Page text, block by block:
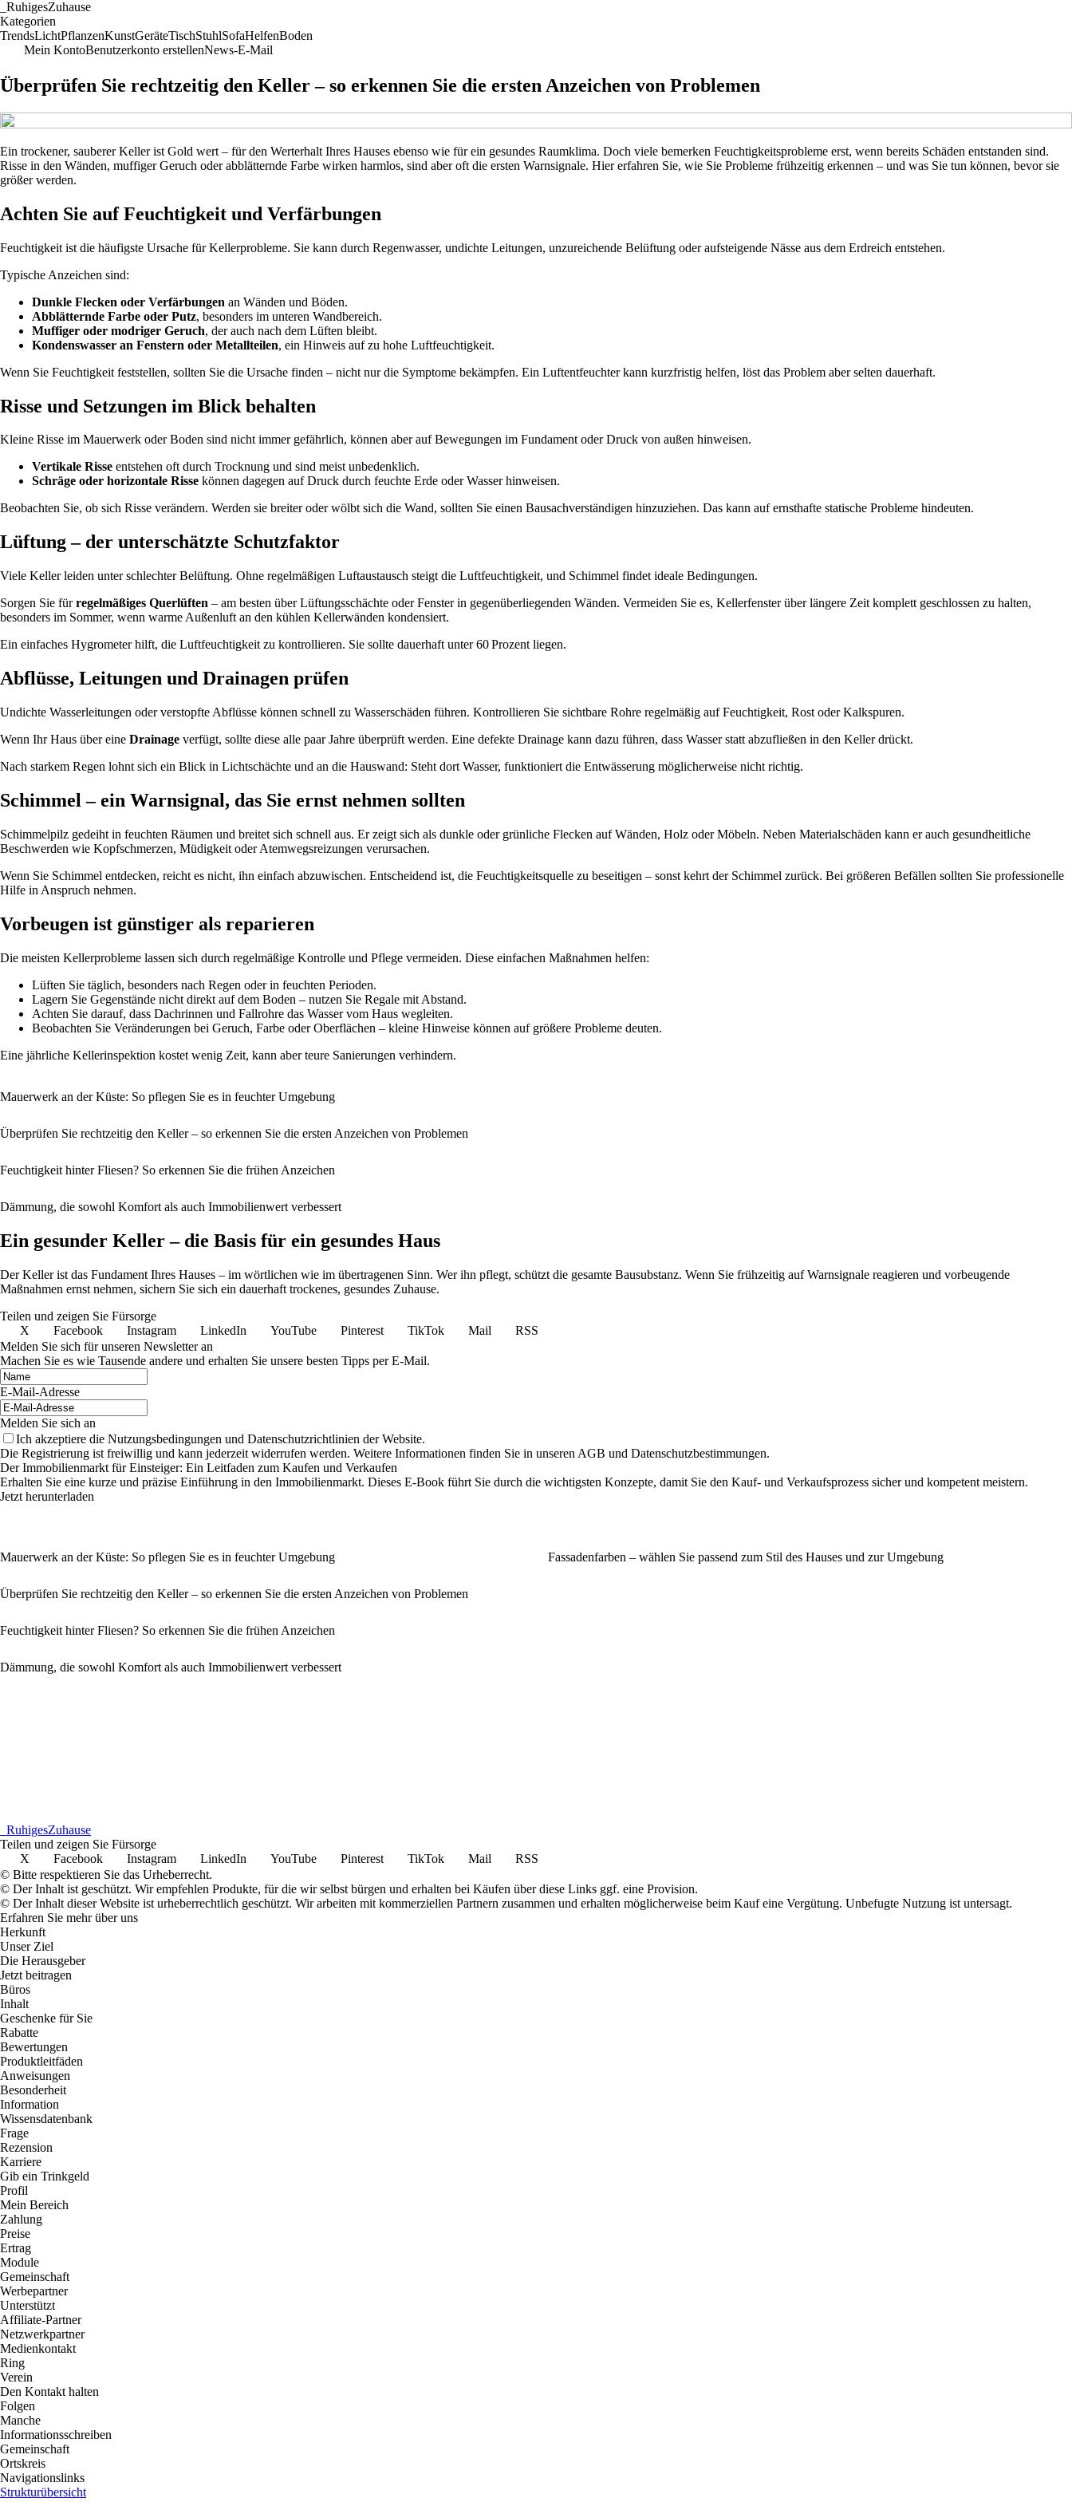
RuhigesZuhause
Kategorien
TrendsLichtPflanzenKunstGeräteTischStuhlSofaHelfenBoden
Mein KontoBenutzerkonto erstellenNews-E-Mail
Überprüfen Sie rechtzeitig den Keller – so erkennen Sie die ersten Anzeichen von Problemen
Ein trockener, sauberer Keller ist Gold wert – für den Werterhalt Ihres Hauses ebenso wie für ein gesundes Raumklima. Doch viele bemerken Feuchtigkeitsprobleme erst, wenn bereits Schäden entstanden sind.
Risse in den Wänden, muffiger Geruch oder abblätternde Farbe wirken harmlos, sind aber oft die ersten Warnsignale. Hier erfahren Sie, wie Sie Probleme frühzeitig erkennen – und was Sie tun können, bevor sie
größer werden.
Achten Sie auf Feuchtigkeit und Verfärbungen
Feuchtigkeit ist die häufigste Ursache für Kellerprobleme. Sie kann durch Regenwasser, undichte Leitungen, unzureichende Belüftung oder aufsteigende Nässe aus dem Erdreich entstehen.
Typische Anzeichen sind:
Dunkle Flecken oder Verfärbungen an Wänden und Böden.
Abblätternde Farbe oder Putz, besonders im unteren Wandbereich.
Muffiger oder modriger Geruch, der auch nach dem Lüften bleibt.
Kondenswasser an Fenstern oder Metallteilen, ein Hinweis auf zu hohe Luftfeuchtigkeit.
Wenn Sie Feuchtigkeit feststellen, sollten Sie die Ursache finden – nicht nur die Symptome bekämpfen. Ein Luftentfeuchter kann kurzfristig helfen, löst das Problem aber selten dauerhaft.
Risse und Setzungen im Blick behalten
Kleine Risse im Mauerwerk oder Boden sind nicht immer gefährlich, können aber auf Bewegungen im Fundament oder Druck von außen hinweisen.
Vertikale Risse entstehen oft durch Trocknung und sind meist unbedenklich.
Schräge oder horizontale Risse können dagegen auf Druck durch feuchte Erde oder Wasser hinweisen.
Beobachten Sie, ob sich Risse verändern. Werden sie breiter oder wölbt sich die Wand, sollten Sie einen Bausachverständigen hinzuziehen. Das kann auf ernsthafte statische Probleme hindeuten.
Lüftung – der unterschätzte Schutzfaktor
Viele Keller leiden unter schlechter Belüftung. Ohne regelmäßigen Luftaustausch steigt die Luftfeuchtigkeit, und Schimmel findet ideale Bedingungen.
Sorgen Sie fürregelmäßiges Querlüften – am besten über Lüftungsschächte oder Fenster in gegenüberliegenden Wänden. Vermeiden Sie es, Kellerfenster über längere Zeit komplett geschlossen zu halten,
besonders im Sommer, wenn warme Außenluft an den kühlen Kellerwänden kondensiert.
Ein einfaches Hygrometer hilft, die Luftfeuchtigkeit zu kontrollieren. Sie sollte dauerhaft unter 60 Prozent liegen.
Abflüsse, Leitungen und Drainagen prüfen
Undichte Wasserleitungen oder verstopfte Abflüsse können schnell zu Wasserschäden führen. Kontrollieren Sie sichtbare Rohre regelmäßig auf Feuchtigkeit, Rost oder Kalkspuren.
Wenn Ihr Haus über eine Drainage verfügt, sollte diese alle paar Jahre überprüft werden. Eine defekte Drainage kann dazu führen, dass Wasser statt abzufließen in den Keller drückt.
Nach starkem Regen lohnt sich ein Blick in Lichtschächte und an die Hauswand: Steht dort Wasser, funktioniert die Entwässerung möglicherweise nicht richtig.
Schimmel – ein Warnsignal, das Sie ernst nehmen sollten
Schimmelpilz gedeiht in feuchten Räumen und breitet sich schnell aus. Er zeigt sich als dunkle oder grünliche Flecken auf Wänden, Holz oder Möbeln. Neben Materialschäden kann er auch gesundheitliche
Beschwerden wie Kopfschmerzen, Müdigkeit oder Atemwegsreizungen verursachen.
Wenn Sie Schimmel entdecken, reicht es nicht, ihn einfach abzuwischen. Entscheidend ist, die Feuchtigkeitsquelle zu beseitigen – sonst kehrt der Schimmel zurück. Bei größeren Befällen sollten Sie professionelle
Hilfe in Anspruch nehmen.
Vorbeugen ist günstiger als reparieren
Die meisten Kellerprobleme lassen sich durch regelmäßige Kontrolle und Pflege vermeiden. Diese einfachen Maßnahmen helfen:
Lüften Sie täglich, besonders nach Regen oder in feuchten Perioden.
Lagern Sie Gegenstände nicht direkt auf dem Boden – nutzen Sie Regale mit Abstand.
Achten Sie darauf, dass Dachrinnen und Fallrohre das Wasser vom Haus wegleiten.
Beobachten Sie Veränderungen bei Geruch, Farbe oder Oberflächen – kleine Hinweise können auf größere Probleme deuten.
Eine jährliche Kellerinspektion kostet wenig Zeit, kann aber teure Sanierungen verhindern.
Mauerwerk an der Küste: So pflegen Sie es in feuchter Umgebung
Überprüfen Sie rechtzeitig den Keller – so erkennen Sie die ersten Anzeichen von Problemen
Feuchtigkeit hinter Fliesen? So erkennen Sie die frühen Anzeichen
Dämmung, die sowohl Komfort als auch Immobilienwert verbessert
Ein gesunder Keller – die Basis für ein gesundes Haus
Der Keller ist das Fundament Ihres Hauses – im wörtlichen wie im übertragenen Sinn. Wer ihn pflegt, schützt die gesamte Bausubstanz. Wenn Sie frühzeitig auf Warnsignale reagieren und vorbeugende
Maßnahmen ernst nehmen, sichern Sie sich ein dauerhaft trockenes, gesundes Zuhause.
Teilen und zeigen Sie Fürsorge
X
Facebook Instagram LinkedIn YouTube Pinterest TikTok Mail
RSS
Melden Sie sich für unseren Newsletter an
Machen Sie es wie Tausende andere und erhalten Sie unsere besten Tipps per E-Mail.
E-Mail-Adresse
Melden Sie sich an
Ich akzeptiere die Nutzungsbedingungen und Datenschutzrichtlinien der Website.
Die Registrierung ist freiwillig und kann jederzeit widerrufen werden. Weitere Informationen finden Sie in unseren AGB und Datenschutzbestimmungen.
Der Immobilienmarkt für Einsteiger: Ein Leitfaden zum Kaufen und Verkaufen
Erhalten Sie eine kurze und präzise Einführung in den Immobilienmarkt. Dieses E-Book führt Sie durch die wichtigsten Konzepte, damit Sie den Kauf- und Verkaufsprozess sicher und kompetent meistern.
Jetzt herunterladen
Mauerwerk an der Küste: So pflegen Sie es in feuchter Umgebung
Überprüfen Sie rechtzeitig den Keller – so erkennen Sie die ersten Anzeichen von Problemen
Feuchtigkeit hinter Fliesen? So erkennen Sie die frühen Anzeichen
Dämmung, die sowohl Komfort als auch Immobilienwert verbessert
Fassadenfarben – wählen Sie passend zum Stil des Hauses und zur Umgebung
RuhigesZuhause
Teilen und zeigen Sie Fürsorge
X
Facebook Instagram LinkedIn YouTube Pinterest TikTok Mail
RSS
© Bitte respektieren Sie das Urheberrecht.
© Der Inhalt ist geschützt. Wir empfehlen Produkte, für die wir selbst bürgen und erhalten bei Käufen über diese Links ggf. eine Provision.
© Der Inhalt dieser Website ist urheberrechtlich geschützt. Wir arbeiten mit kommerziellen Partnern zusammen und erhalten möglicherweise beim Kauf eine Vergütung. Unbefugte Nutzung ist untersagt.
Erfahren Sie mehr über uns
Herkunft
Unser Ziel
Die Herausgeber
Jetzt beitragen
Büros
Inhalt
Geschenke für Sie
Rabatte
Bewertungen
Produktleitfäden
Anweisungen
Besonderheit
Information
Wissensdatenbank
Frage
Rezension
Karriere
Gib ein Trinkgeld
Profil
Mein Bereich
Zahlung
Preise
Ertrag
Module
Gemeinschaft
Werbepartner
Unterstützt
Affiliate-Partner
Netzwerkpartner
Medienkontakt
Ring
Verein
Den Kontakt halten
Folgen
Manche
Informationsschreiben
Gemeinschaft
Ortskreis
Navigationslinks
Strukturübersicht